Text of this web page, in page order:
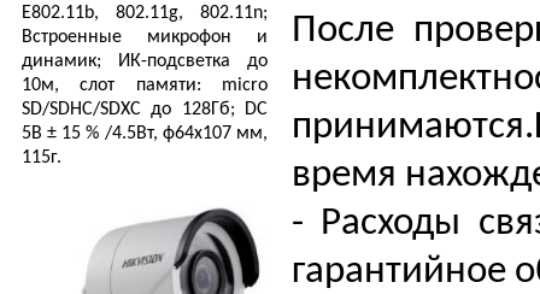
E802.11b, 802.11g, 802.11n;
Встроенные микрофон и
динамик; ИК-подсветка до
10м, слот памяти: micro
SD/SDHC/SDXC до 128Гб; DC
5В ± 15 % /4.5Вт, ф64х107 мм,
115г.
После
время
- Расходы
гарантийное